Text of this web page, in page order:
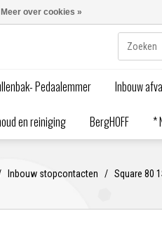
Pedaalemmer Inbouw
en reiniging BergHOFF *
Inbouw stopcontacten / Square 80
Meer over cookies »